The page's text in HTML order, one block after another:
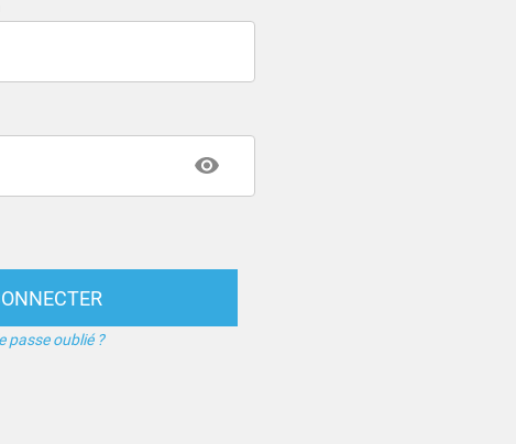
passe oublié ?